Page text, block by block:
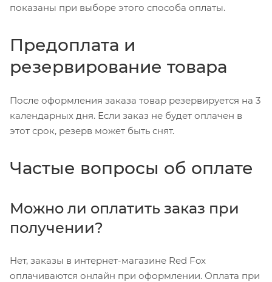
показаны при выборе этого способа оплаты.
Предоплата и
резервирование товара
После оформления заказа товар резервируется на 3
календарных дня. Если заказ не будет оплачен в
этот срок, резерв может быть снят.
Частые вопросы об оплате
Можно ли оплатить заказ при
получении?
Нет, заказы в интернет-магазине Red Fox
оплачиваются онлайн при оформлении. Оплата при